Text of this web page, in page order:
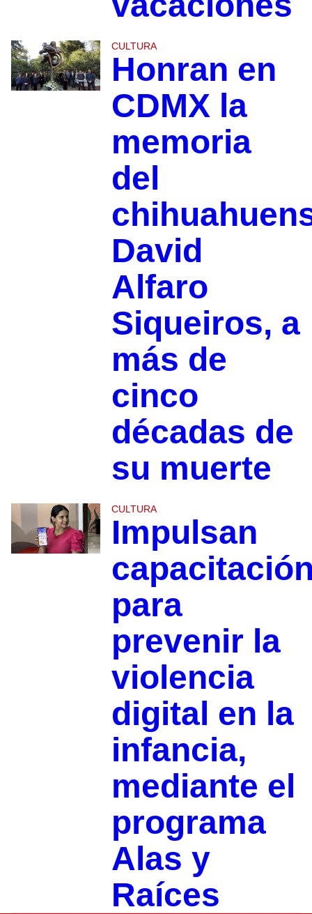
CULTURA
Honran en
CDMX la
memoria
del
David
Alfaro
Siqueiros, a
más de
cinco
décadas de
su muerte
CULTURA
Impulsan
para
prevenir la
violencia
digital en la
infancia,
mediante el
programa
Alas y
Raíces